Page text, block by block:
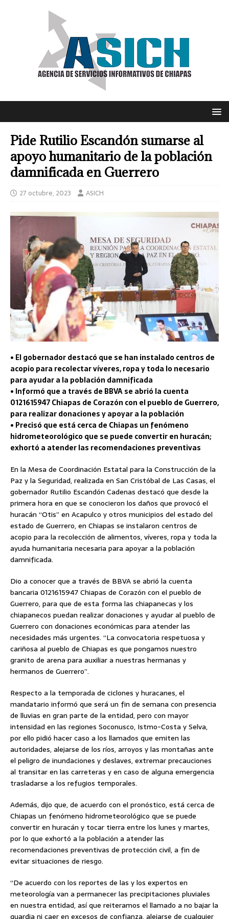
Pide Rutilio Escandón sumarse al
apoyo humanitario de la población
damnificada en Guerrero
27 octubre, 2023 ASICH
• El gobernador destacó que se han instalado centros de
acopio para recolectar víveres, ropa y toda lo necesario
para ayudar a la población damnificada
• Informó que a través de BBVA se abrió la cuenta
0121615947 Chiapas de Corazón con el pueblo de Guerrero,
para realizar donaciones y apoyar a la población
• Precisó que está cerca de Chiapas un fenómeno
hidrometeorológico que se puede convertir en huracán;
exhortó a atender las recomendaciones preventivas
En la Mesa de Coordinación Estatal para la Construcción de la
Paz y la Seguridad, realizada en San Cristóbal de Las Casas, el
gobernador Rutilio Escandón Cadenas destacó que desde la
primera hora en que se conocieron los daños que provocó el
huracán “Otis” en Acapulco y otros municipios del estado del
estado de Guerrero, en Chiapas se instalaron centros de
acopio para la recolección de alimentos, víveres, ropa y toda la
ayuda humanitaria necesaria para apoyar a la población
damnificada.
Dio a conocer que a través de BBVA se abrió la cuenta
bancaria 0121615947 Chiapas de Corazón con el pueblo de
Guerrero, para que de esta forma las chiapanecas y los
chiapanecos puedan realizar donaciones y ayudar al pueblo de
Guerrero con donaciones económicas para atender las
necesidades más urgentes. “La convocatoria respetuosa y
cariñosa al pueblo de Chiapas es que pongamos nuestro
granito de arena para auxiliar a nuestras hermanas y
hermanos de Guerrero”.
Respecto a la temporada de ciclones y huracanes, el
mandatario informó que será un fin de semana con presencia
de lluvias en gran parte de la entidad, pero con mayor
intensidad en las regiones Soconusco, Istmo-Costa y Selva,
por ello pidió hacer caso a los llamados que emiten las
autoridades, alejarse de los ríos, arroyos y las montañas ante
el peligro de inundaciones y deslaves, extremar precauciones
al transitar en las carreteras y en caso de alguna emergencia
trasladarse a los refugios temporales.
Además, dijo que, de acuerdo con el pronóstico, está cerca de
Chiapas un fenómeno hidrometeorológico que se puede
convertir en huracán y tocar tierra entre los lunes y martes,
por lo que exhortó a la población a atender las
recomendaciones preventivas de protección civil, a fin de
evitar situaciones de riesgo.
“De acuerdo con los reportes de las y los expertos en
meteorología van a permanecer las precipitaciones pluviales
en nuestra entidad, así que reiteramos el llamado a no bajar la
guardia ni caer en excesos de confianza, alejarse de cualquier